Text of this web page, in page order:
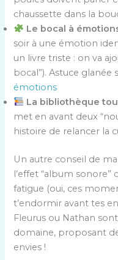
chaussette dans la
Le bocal à
soir à une émotion
un livre triste : on va
bocal”). Astuce glanée
émotions
La bibliothèque
met en avant deux
histoire de relancer la
Un autre conseil de
l’effet “album sonore”
fatigue (oui, ces
t’endormir avant tes
Fleurus ou Nathan
domaine, proposant
envies !